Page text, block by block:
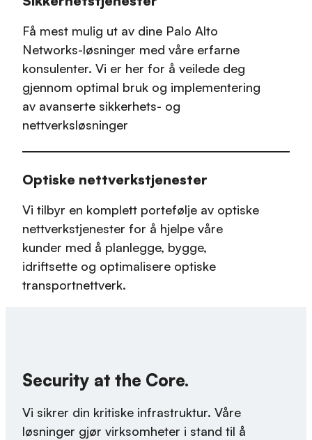
Få mest mulig ut av dine Palo Alto
Networks-løsninger med våre erfarne
konsulenter. Vi er her for å veilede deg
gjennom optimal bruk og implementering
av avanserte sikkerhets- og
nettverksløsninger
Optiske nettverkstjenester
Vi tilbyr en komplett portefølje av optiske
nettverkstjenester for å hjelpe våre
kunder med å planlegge, bygge,
idriftsette og optimalisere optiske
transportnettverk.
Security at the Core.
Vi sikrer din kritiske infrastruktur. Våre
løsninger gjør virksomheter i stand til å